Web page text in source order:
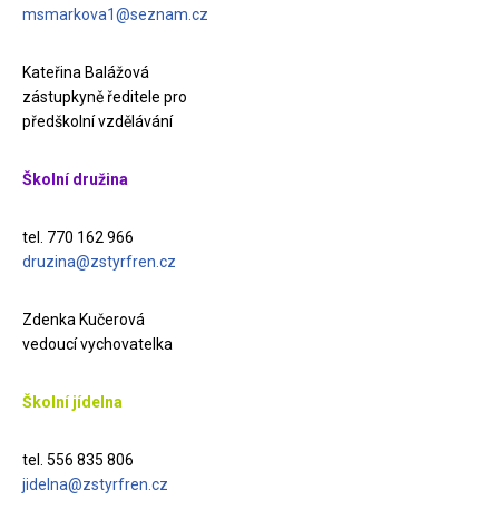
msmarkova1@seznam.cz
Kateřina Balážová
zástupkyně ředitele pro
předškolní vzdělávání
Školní družina
tel. 770 162 966
druzina@zstyrfren.cz
Zdenka Kučerová
vedoucí vychovatelka
Školní jídelna
tel. 556 835 806
jidelna@zstyrfren.cz